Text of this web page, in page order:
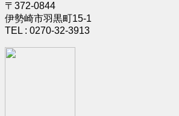
〒372-0844
伊勢崎市羽黒町15-1
TEL : 0270-32-3913